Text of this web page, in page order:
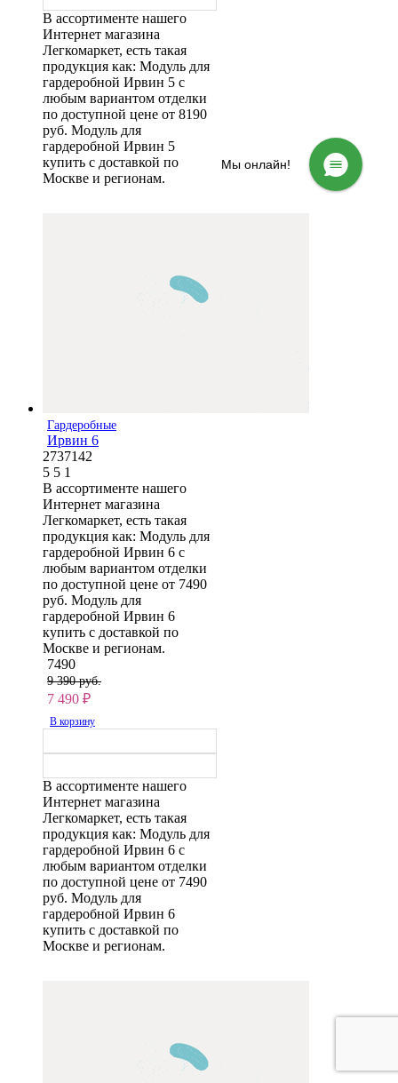
В ассортименте нашего
Интернет магазина
Легкомаркет, есть такая
продукция как: Модуль для
гардеробной Ирвин 5 с
любым вариантом отделки
по доступной цене от 8190
руб. Модуль для
гардеробной Ирвин 5
купить с доставкой по
Москве и регионам.
Гардеробные
Ирвин 6
2737142
5 5 1
В ассортименте нашего
Интернет магазина
Легкомаркет, есть такая
продукция как: Модуль для
гардеробной Ирвин 6 с
любым вариантом отделки
по доступной цене от 7490
руб. Модуль для
гардеробной Ирвин 6
купить с доставкой по
Москве и регионам.
7490
9 390 руб.
7 490 ₽
В корзину
В ассортименте нашего
Интернет магазина
Легкомаркет, есть такая
продукция как: Модуль для
гардеробной Ирвин 6 с
любым вариантом отделки
по доступной цене от 7490
руб. Модуль для
гардеробной Ирвин 6
купить с доставкой по
Москве и регионам.
Мы онлайн!